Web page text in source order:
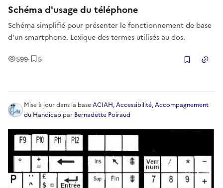
Schéma d'usage du téléphone
Schéma simplifié pour présenter le fonctionnement de base
d'un smartphone. Lexique des termes utilisés au dos.
599Vues
· 5Enregistrement
Mise à jourdans la baseACIAH, Accessibilité, Accompagnement
du Handicap par Bernadette Poiraud